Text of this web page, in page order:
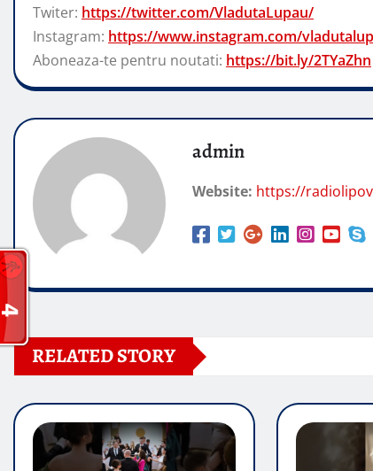
Twiter: https://twitter.com/VladutaLupau/
Instagram: https://www.instagram.com/
Aboneaza-te pentru noutati: https://bit.ly/2TYaZhn
admin
Website: https://
RELATED STORY